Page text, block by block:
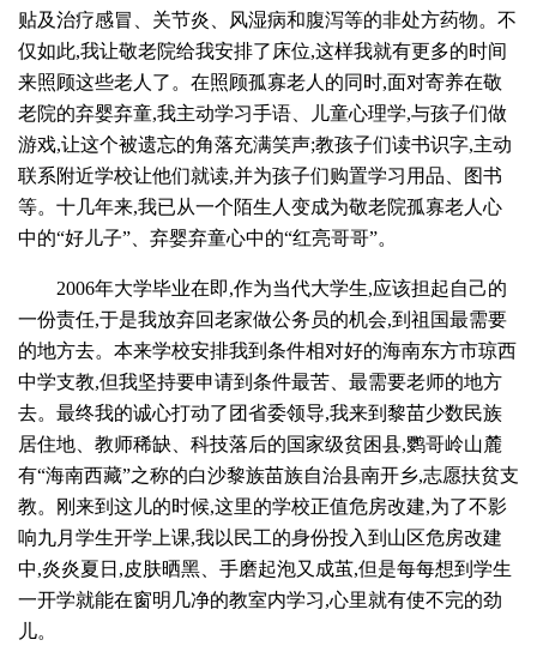
贴及治疗感冒、关节炎、风湿病和腹泻等的非处方药物。不
仅如此,我让敬老院给我安排了床位,这样我就有更多的时间
来照顾这些老人了。在照顾孤寡老人的同时,面对寄养在敬
老院的弃婴弃童,我主动学习手语、儿童心理学,与孩子们做
游戏,让这个被遗忘的角落充满笑声;教孩子们读书识字,主动
联系附近学校让他们就读,并为孩子们购置学习用品、图书
等。十几年来,我已从一个陌生人变成为敬老院孤寡老人心
中的“好儿子”、弃婴弃童心中的“红亮哥哥”。
2006年大学毕业在即,作为当代大学生,应该担起自己的
一份责任,于是我放弃回老家做公务员的机会,到祖国最需要
的地方去。本来学校安排我到条件相对好的海南东方市琼西
中学支教,但我坚持要申请到条件最苦、最需要老师的地方
去。最终我的诚心打动了团省委领导,我来到黎苗少数民族
居住地、教师稀缺、科技落后的国家级贫困县,鹦哥岭山麓
有“海南西藏”之称的白沙黎族苗族自治县南开乡,志愿扶贫支
教。刚来到这儿的时候,这里的学校正值危房改建,为了不影
响九月学生开学上课,我以民工的身份投入到山区危房改建
中,炎炎夏日,皮肤晒黑、手磨起泡又成茧,但是每每想到学生
一开学就能在窗明几净的教室内学习,心里就有使不完的劲
儿。